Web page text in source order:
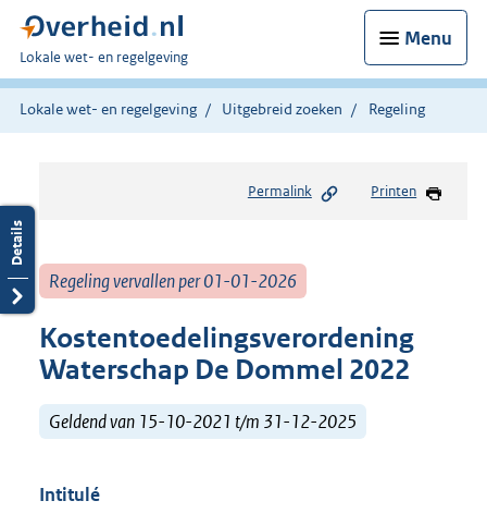
Menu
U
bent
hier:
Lokale wet- en regelgeving
Lokale wet- en regelgeving Uitgebreid zoeken Regeling
Permalink Printen
Regeling vervallen per 01-01-2026
Kostentoedelingsverordening
Waterschap De Dommel 2022
Geldend van 15-10-2021 t/m 31-12-2025
Intitulé